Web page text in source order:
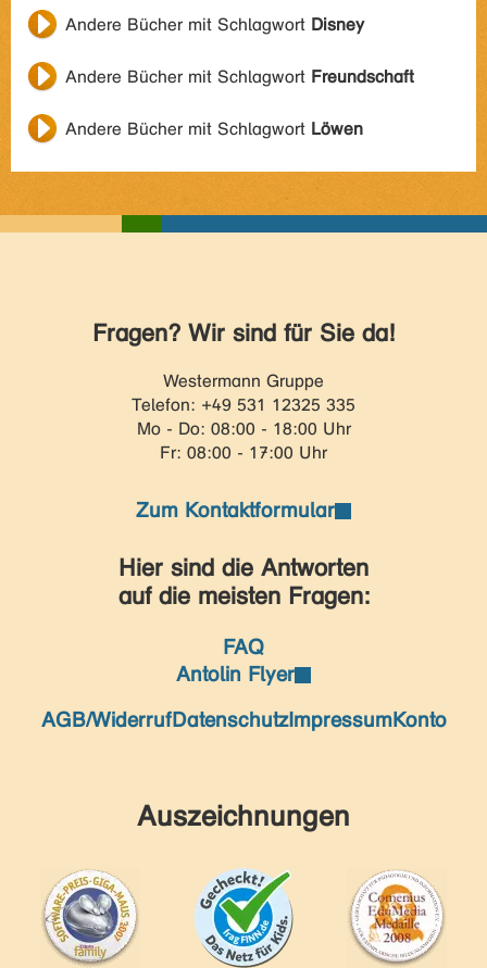
Andere Bücher mit Schlagwort Disney
Andere Bücher mit Schlagwort Freundschaft
Andere Bücher mit Schlagwort Löwen